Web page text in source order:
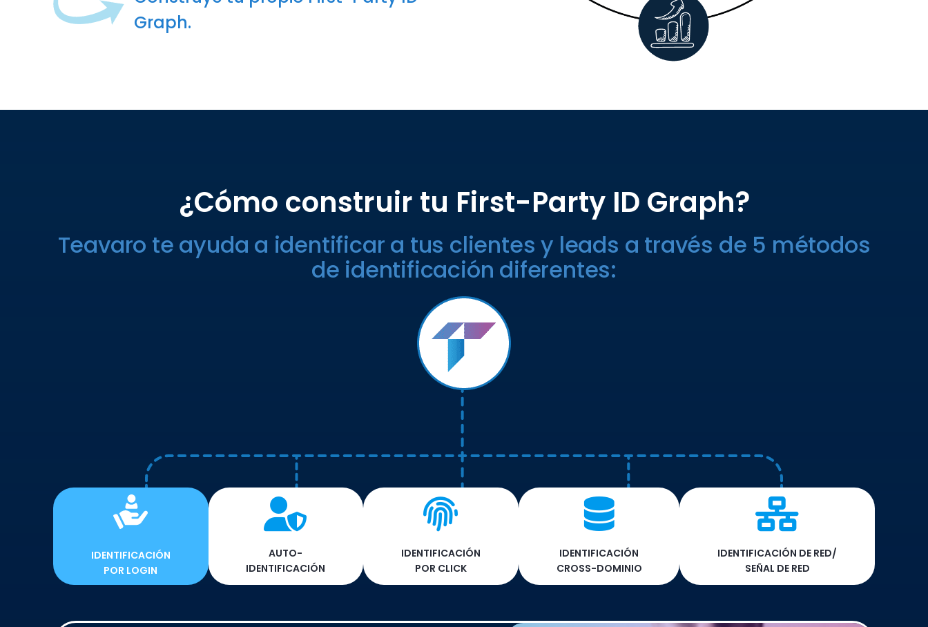
Graph.
¿Cómo construir tu First-Party ID Graph?
Teavaro te ayuda a identificar a tus clientes y leads a través de 5 métodos
de identificación diferentes:
IDENTIFICACIÓN
POR LOGIN
AUTO-
IDENTIFICACIÓN
IDENTIFICACIÓN
POR CLICK
IDENTIFICACIÓN
CROSS-DOMINIO
IDENTIFICACIÓN DE RED/
SEÑAL DE RED